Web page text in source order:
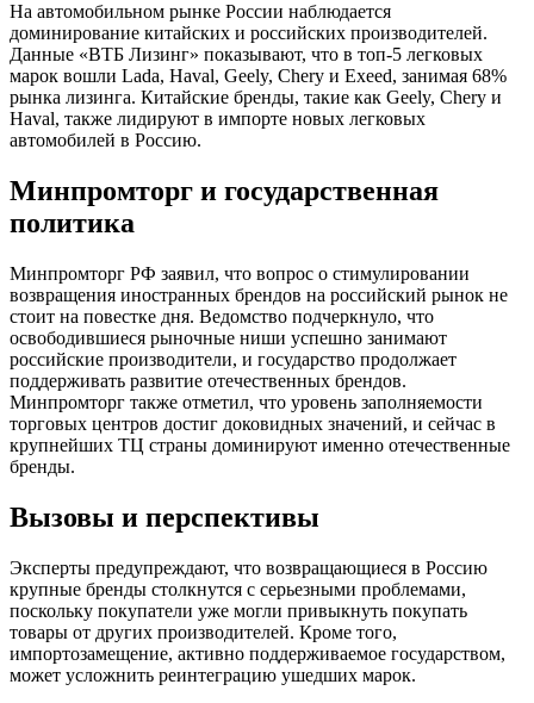
На автомобильном рынке России наблюдается
доминирование китайских и российских производителей.
Данные «ВТБ Лизинг» показывают, что в топ-5 легковых
марок вошли Lada, Haval, Geely, Chery и Exeed, занимая 68%
рынка лизинга. Китайские бренды, такие как Geely, Chery и
Haval, также лидируют в импорте новых легковых
автомобилей в Россию.
Минпромторг и государственная
политика
Минпромторг РФ заявил, что вопрос о стимулировании
возвращения иностранных брендов на российский рынок не
стоит на повестке дня. Ведомство подчеркнуло, что
освободившиеся рыночные ниши успешно занимают
российские производители, и государство продолжает
поддерживать развитие отечественных брендов.
Минпромторг также отметил, что уровень заполняемости
торговых центров достиг доковидных значений, и сейчас в
крупнейших ТЦ страны доминируют именно отечественные
бренды.
Вызовы и перспективы
Эксперты предупреждают, что возвращающиеся в Россию
крупные бренды столкнутся с серьезными проблемами,
поскольку покупатели уже могли привыкнуть покупать
товары от других производителей. Кроме того,
импортозамещение, активно поддерживаемое государством,
может усложнить реинтеграцию ушедших марок.